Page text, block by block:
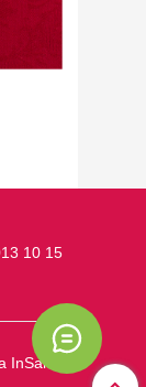
10 15
InSales